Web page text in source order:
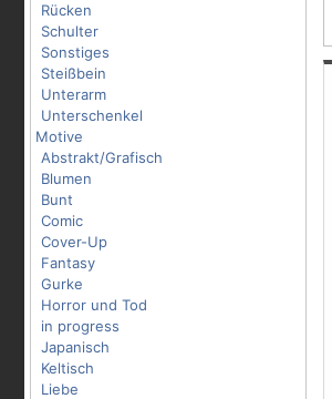
Rücken
Schulter
Sonstiges
Steißbein
Unterarm
Unterschenkel
Motive
Abstrakt/Grafisch
Blumen
Bunt
Comic
Cover-Up
Fantasy
Gurke
Horror und Tod
in progress
Japanisch
Keltisch
Liebe